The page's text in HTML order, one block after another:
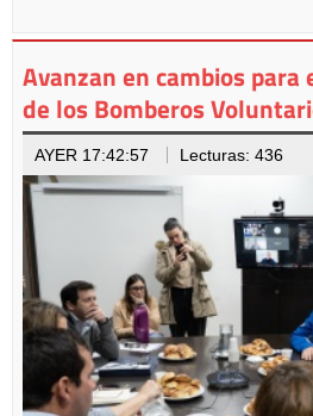
Avanzan en cambios
de los Bomberos
AYER 17:42:57 Lecturas: 436